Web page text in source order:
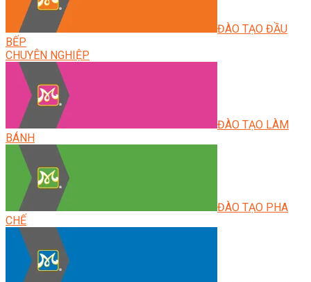
ĐÀO TẠO ĐẦU
BẾP
CHUYÊN NGHIỆP
ĐÀO TẠO LÀM
BÁNH
ĐÀO TẠO PHA
CHẾ